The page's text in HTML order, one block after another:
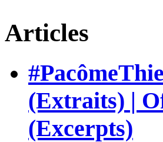
Articles
(Extraits) |
(Excerpts)